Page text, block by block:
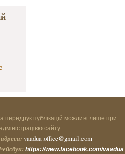
передрук публікацій можливі лише при
сайту.
vaadua.office@gmail.com
https://www.facebook.com/vaadua